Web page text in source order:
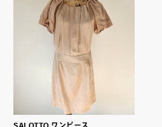
SALOTTO ワンピース